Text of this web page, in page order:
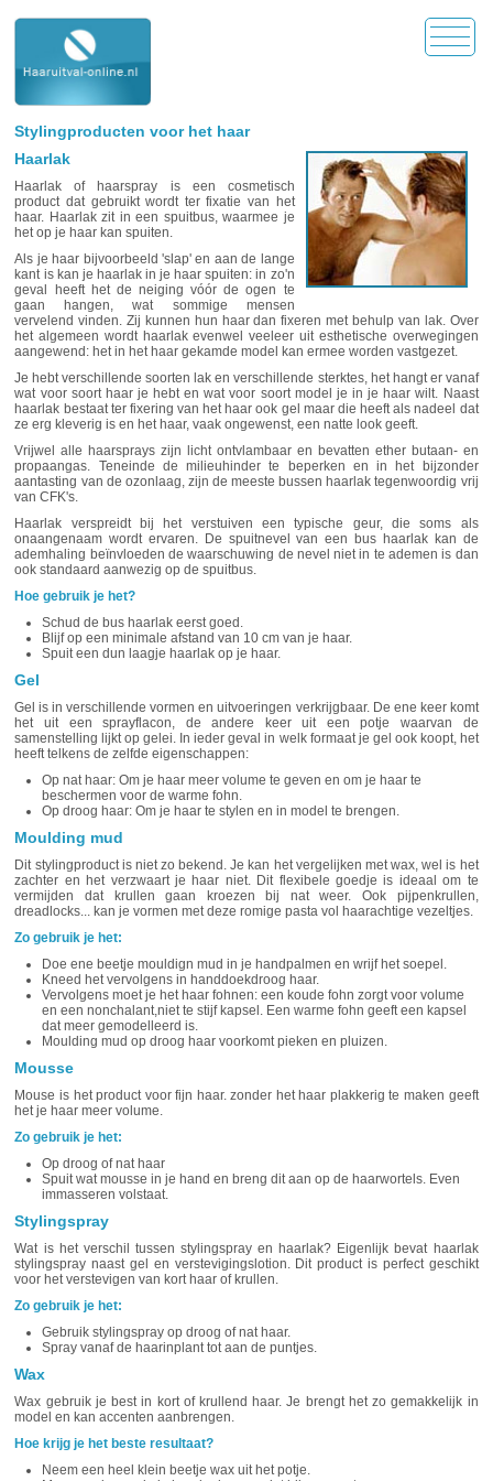
Stylingproducten voor het haar
Haarlak
Haarlak of haarspray is een cosmetisch
product dat gebruikt wordt ter fixatie van het
haar. Haarlak zit in een spuitbus, waarmee je
het op je haar kan spuiten.
Als je haar bijvoorbeeld 'slap' en aan de lange
kant is kan je haarlak in je haar spuiten: in zo'n
geval heeft het de neiging vóór de ogen te
gaan hangen, wat sommige mensen
vervelend vinden. Zij kunnen hun haar dan fixeren met behulp van lak. Over
het algemeen wordt haarlak evenwel veeleer uit esthetische overwegingen
aangewend: het in het haar gekamde model kan ermee worden vastgezet.
Je hebt verschillende soorten lak en verschillende sterktes, het hangt er vanaf
wat voor soort haar je hebt en wat voor soort model je in je haar wilt. Naast
haarlak bestaat ter fixering van het haar ook gel maar die heeft als nadeel dat
ze erg kleverig is en het haar, vaak ongewenst, een natte look geeft.
Vrijwel alle haarsprays zijn licht ontvlambaar en bevatten ether butaan- en
propaangas. Teneinde de milieuhinder te beperken en in het bijzonder
aantasting van de ozonlaag, zijn de meeste bussen haarlak tegenwoordig vrij
van CFK's.
Haarlak verspreidt bij het verstuiven een typische geur, die soms als
onaangenaam wordt ervaren. De spuitnevel van een bus haarlak kan de
ademhaling beïnvloeden de waarschuwing de nevel niet in te ademen is dan
ook standaard aanwezig op de spuitbus.
Hoe gebruik je het?
Schud de bus haarlak eerst goed.
Blijf op een minimale afstand van 10 cm van je haar.
Spuit een dun laagje haarlak op je haar.
Gel
Gel is in verschillende vormen en uitvoeringen verkrijgbaar. De ene keer komt
het uit een sprayflacon, de andere keer uit een potje waarvan de
samenstelling lijkt op gelei. In ieder geval in welk formaat je gel ook koopt, het
heeft telkens de zelfde eigenschappen:
Op nat haar: Om je haar meer volume te geven en om je haar te
beschermen voor de warme fohn.
Op droog haar: Om je haar te stylen en in model te brengen.
Moulding mud
Dit stylingproduct is niet zo bekend. Je kan het vergelijken met wax, wel is het
zachter en het verzwaart je haar niet. Dit flexibele goedje is ideaal om te
vermijden dat krullen gaan kroezen bij nat weer. Ook pijpenkrullen,
dreadlocks... kan je vormen met deze romige pasta vol haarachtige vezeltjes.
Zo gebruik je het:
Doe ene beetje mouldign mud in je handpalmen en wrijf het soepel.
Kneed het vervolgens in handdoekdroog haar.
Vervolgens moet je het haar fohnen: een koude fohn zorgt voor volume
en een nonchalant,niet te stijf kapsel. Een warme fohn geeft een kapsel
dat meer gemodelleerd is.
Moulding mud op droog haar voorkomt pieken en pluizen.
Mousse
Mouse is het product voor fijn haar. zonder het haar plakkerig te maken geeft
het je haar meer volume.
Zo gebruik je het:
Op droog of nat haar
Spuit wat mousse in je hand en breng dit aan op de haarwortels. Even
immasseren volstaat.
Stylingspray
Wat is het verschil tussen stylingspray en haarlak? Eigenlijk bevat haarlak
stylingspray naast gel en verstevigingslotion. Dit product is perfect geschikt
voor het verstevigen van kort haar of krullen.
Zo gebruik je het:
Gebruik stylingspray op droog of nat haar.
Spray vanaf de haarinplant tot aan de puntjes.
Wax
Wax gebruik je best in kort of krullend haar. Je brengt het zo gemakkelijk in
model en kan accenten aanbrengen.
Hoe krijg je het beste resultaat?
Neem een heel klein beetje wax uit het potje.